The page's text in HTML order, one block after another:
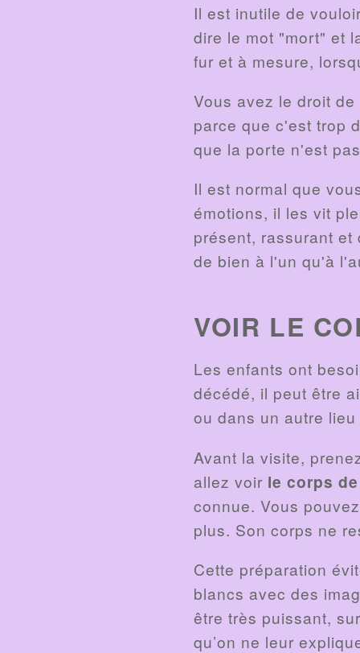
Il est inutile de
dire le mot "mort" et
fur et à mesure,
Vous avez le droit
parce que c'est trop
que la porte n'est
Il est normal que
émotions, il les vit
présent, rassurant
de bien à l'un qu'à
VOIR LE
Les enfants ont
décédé, il peut être
ou dans un autre
Avant la visite,
allez voir le corps
connue. Vous
plus. Son corps ne
Cette préparation
blancs avec des
être très puissant,
qu’on ne leur